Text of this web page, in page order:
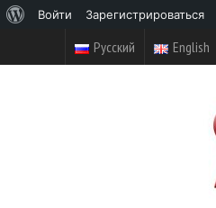
Русский English
WordPress
Войти Зарегистрироваться